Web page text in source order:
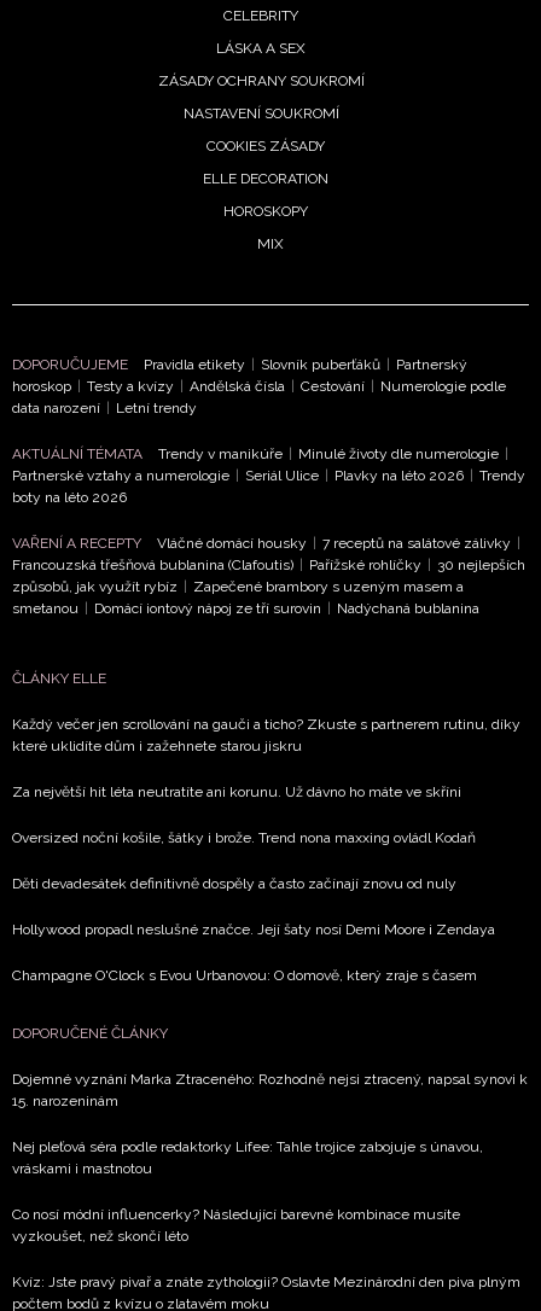
NEWSLETTER
ODESLAT
Přihlášením k newsletteru souhlasíte sObchodními
podmínkami společnosti BurdaMedia Extra s.r.o.a
potvrzujete, že jste se seznámili se Zásadami
vyhodnocení akce a zasílání novinek.
Chcete navíc dostávat i další zajímavé a exkluzivní
informace od našich partnerů? Pokud souhlasíte se
zpracováním údajů k tomuto účelu podleZásad ochrany
CELEBRITY
LÁSKA A SEX
ZÁSADY OCHRANY SOUKROMÍ
NASTAVENÍ SOUKROMÍ
COOKIES ZÁSADY
ELLE DECORATION
HOROSKOPY
MIX
DOPORUČUJEME Pravidla etikety | Slovník puberťáků | Partnerský
horoskop | Testy a kvízy | Andělská čísla | Cestování | Numerologie podle
data narození | Letní trendy
AKTUÁLNÍ TÉMATA Trendy v manikúře | Minulé životy dle numerologie |
Partnerské vztahy a numerologie | Seriál Ulice | Plavky na léto 2026 | Trendy
boty na léto 2026
VAŘENÍ A RECEPTY Vláčné domácí housky | 7 receptů na salátové zálivky |
Francouzská třešňová bublanina (Clafoutis) | Pařížské rohlíčky | 30 nejlepších
způsobů, jak využít rybíz | Zapečené brambory s uzeným masem a
smetanou | Domácí iontový nápoj ze tří surovin | Nadýchaná bublanina
ČLÁNKY ELLE
Každý večer jen scrollování na gauči a ticho? Zkuste s partnerem rutinu, díky
které uklidíte dům i zažehnete starou jiskru
Za největší hit léta neutratíte ani korunu. Už dávno ho máte ve skříni
Oversized noční košile, šátky i brože. Trend nona maxxing ovládl Kodaň
Děti devadesátek definitivně dospěly a často začínají znovu od nuly
Hollywood propadl neslušné značce. Její šaty nosí Demi Moore i Zendaya
Champagne O'Clock s Evou Urbanovou: O domově, který zraje s časem
DOPORUČENÉ ČLÁNKY
Dojemné vyznání Marka Ztraceného: Rozhodně nejsi ztracený, napsal synovi k
15. narozeninám
Nej pleťová séra podle redaktorky Lifee: Tahle trojice zabojuje s únavou,
vráskami i mastnotou
Co nosí módní influencerky? Následující barevné kombinace musíte
vyzkoušet, než skončí léto
Kvíz: Jste pravý pivař a znáte zythologii? Oslavte Mezinárodní den piva plným
počtem bodů z kvízu o zlatavém moku